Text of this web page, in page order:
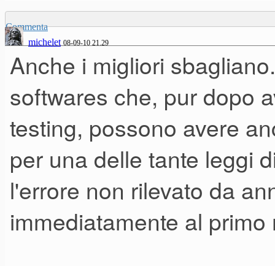
Commenta
michelet 08-09-10 21.29
Anche i migliori
softwares che, pur dopo
testing, possono avere
per una delle tante leggi
l'errore non rilevato da
immediatamente al